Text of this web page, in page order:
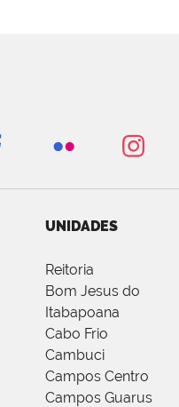
UNIDADES
Reitoria
Bom Jesus do
Itabapoana
Cabo Frio
Cambuci
Campos Centro
Campos Guarus